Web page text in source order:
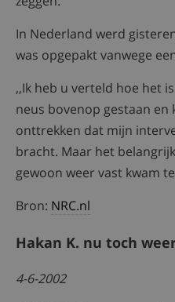
In Nederland werd
was opgepakt vanwege
,,Ik heb u verteld hoe het
neus bovenop gestaan
onttrekken dat mijn
bracht. Maar het
gewoon weer vast kwam
Bron: NRC.nl
Hakan K. nu toch
4-6-2002